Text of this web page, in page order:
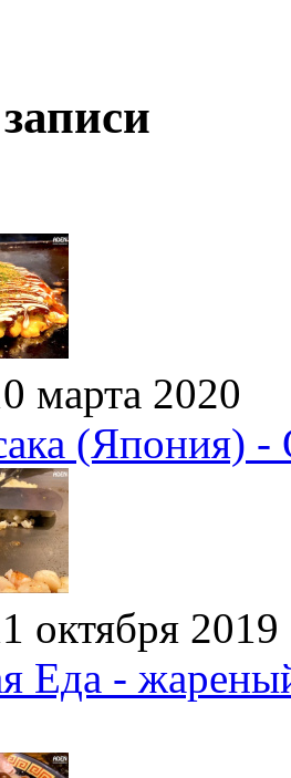
марта 2020
(Япония)
октября 2019
Еда -